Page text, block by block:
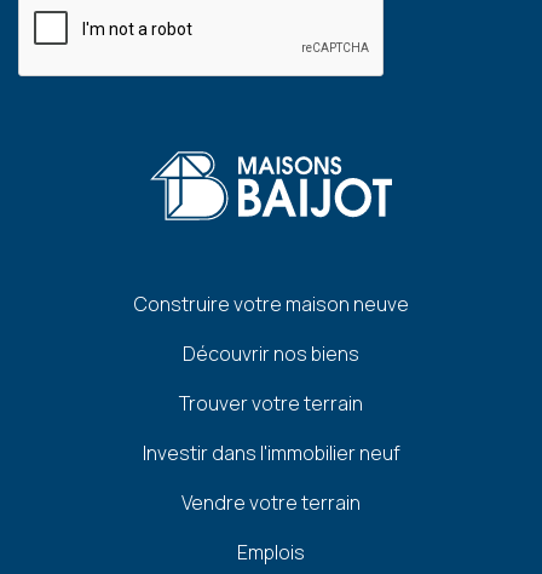
Construire votre maison neuve
Découvrir nos biens
Trouver votre terrain
Investir dans l'immobilier neuf
Vendre votre terrain
Emplois